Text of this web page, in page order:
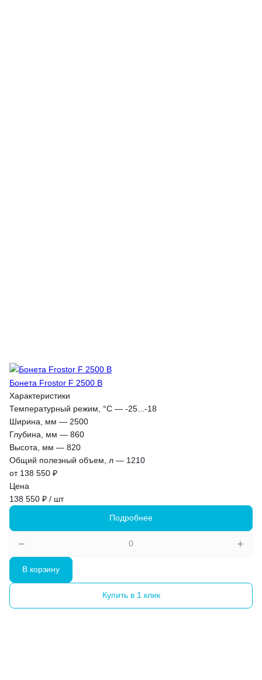
Бонета Frostor F 2500 B
Характеристики
Температурный режим, °С — -25...-18
Ширина, мм — 2500
Глубина, мм — 860
Высота, мм — 820
Общий полезный объем, л — 1210
от 138 550 ₽
Цена
138 550 ₽ / шт
Подробнее
В корзину
Купить в 1 клик